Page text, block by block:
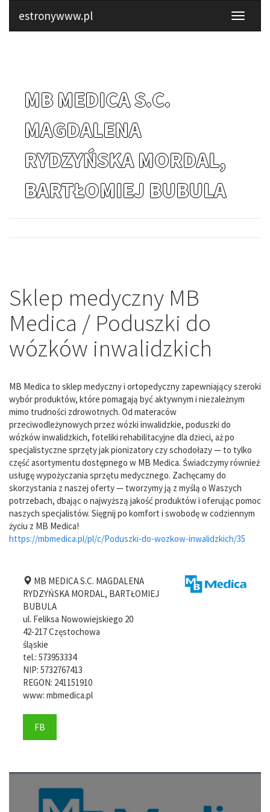
estronywww.pl
MB MEDICA S.C.
MAGDALENA
RYDZYŃSKA MORDAL,
BARTŁOMIEJ BUBULA
Sklep medyczny MB
Medica / Poduszki do
wózków inwalidzkich
MB Medica to sklep medyczny i ortopedyczny zapewniający szeroki
wybór produktów, które pomagają być aktywnym i niezależnym
mimo trudności zdrowotnych. Od materaców
przeciwodleżynowych przez wózki inwalidzkie, poduszki do
wózków inwalidzkich, foteliki rehabilitacyjne dla dzieci, aż po
specjalistyczne sprzęty jak pionizatory czy schodołazy — to tylko
część asortymentu dostępnego w MB Medica. Świadczymy również
usługę wypożyczania sprzętu medycznego. Zachęcamy do
skorzystania z naszej oferty — tworzymy ją z myślą o Waszych
potrzebach, dbając o najwyższą jakość produktów i oferując pomoc
naszych specjalistów. Sięgnij po komfort i swobodę w codziennym
życiu z MB Medica!
https://mbmedica.pl/pl/c/Poduszki-do-wozkow-inwalidzkich/35
MB MEDICA S.C. MAGDALENA
RYDZYŃSKA MORDAL, BARTŁOMIEJ
BUBULA
ul. Feliksa Nowowiejskiego 20
42-217Częstochowa
śląskie
tel.: 573953334
NIP: 5732767413
REGON: 241151910
www: mbmedica.pl
FB